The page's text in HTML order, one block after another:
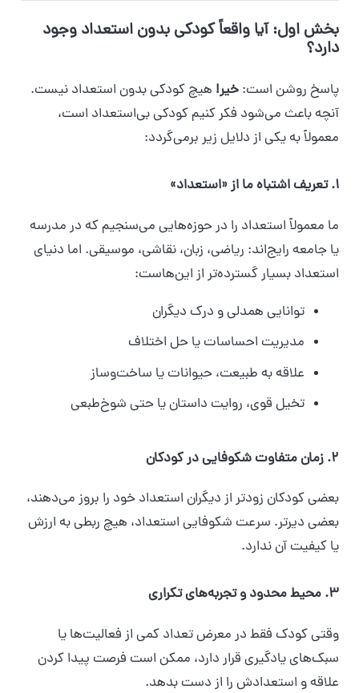
بخش اول: آیا واقعاً کودکی بدون استعداد وجود
دارد؟
پاسخ روشن است:خیر! هیچ کودکی بدون استعداد نیست.
آنچه باعث می‌شود فکر کنیم کودکی بی‌استعداد است،
معمولاً به یکی از دلایل زیر برمی‌گردد:
۱. تعریف اشتباه ما از «استعداد»
ما معمولاً استعداد را در حوزه‌هایی می‌سنجیم که در مدرسه
یا جامعه رایج‌اند: ریاضی، زبان، نقاشی، موسیقی. اما دنیای
استعداد بسیار گسترده‌تر از این‌هاست:
توانایی همدلی و درک دیگران
مدیریت احساسات یا حل اختلاف
علاقه به طبیعت، حیوانات یا ساخت‌وساز
تخیل قوی، روایت داستان یا حتی شوخ‌طبعی
۲. زمان متفاوت شکوفایی در کودکان
بعضی کودکان زودتر از دیگران استعداد خود را بروز می‌دهند،
بعضی دیرتر. سرعت شکوفایی استعداد، هیچ ربطی به ارزش
یا کیفیت آن ندارد.
۳. محیط محدود و تجربه‌های تکراری
وقتی کودک فقط در معرض تعداد کمی از فعالیت‌ها یا
سبک‌های یادگیری قرار دارد، ممکن است فرصت پیدا کردن
علاقه و استعدادش را از دست بدهد.